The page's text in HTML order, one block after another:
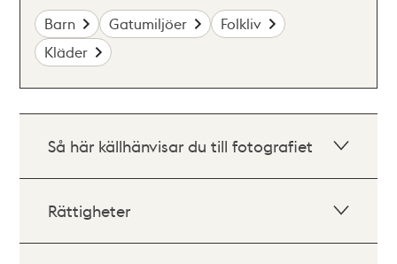
Barn Gatumiljöer
Folkliv
Kläder
Så här källhänvisar du till fotografiet
Rättigheter